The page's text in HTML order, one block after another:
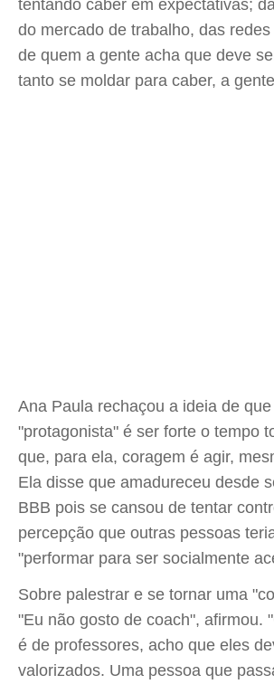
tentando caber em expectativas;
do mercado de trabalho, das
de quem a gente acha que deve
tanto se moldar para caber, a
Ana Paula rechaçou a ideia de
"protagonista" é ser forte o tempo
que, para ela, coragem é agir,
Ela disse que amadureceu desde
BBB pois se cansou de tentar
percepção que outras pessoas
"performar para ser socialmente
Sobre palestrar e se tornar uma
"Eu não gosto de coach", afirmou.
é de professores, acho que eles
valorizados. Uma pessoa que